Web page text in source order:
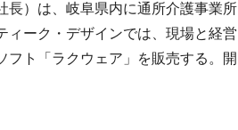
）は、岐阜県内に通所介護事業所
ィーク・デザインでは、現場と経営
フト「ラクウェア」を販売する。開